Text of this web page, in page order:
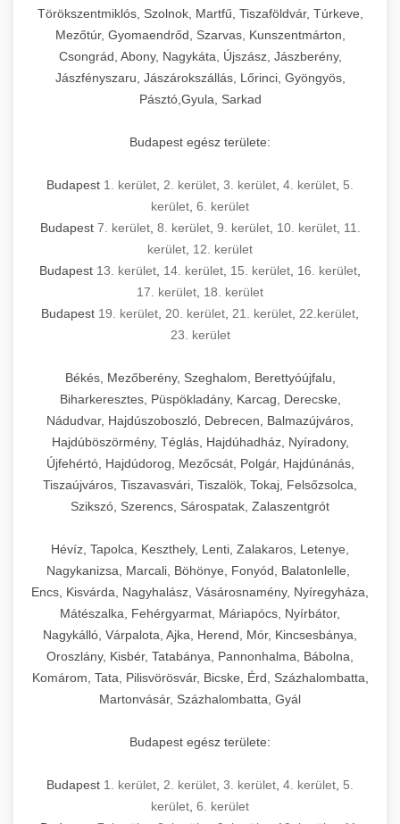
Törökszentmiklós, Szolnok, Martfű, Tiszaföldvár, Túrkeve,
Mezőtúr, Gyomaendrőd, Szarvas, Kunszentmárton,
Csongrád, Abony, Nagykáta, Újszász, Jászberény,
Jászfényszaru, Jászárokszállás, Lőrinci, Gyöngyös,
Pásztó,Gyula, Sarkad
Budapest egész területe:
Budapest 1. kerület 2. kerület 3. kerület 4. kerület 5.
kerület 6. kerület
Budapest 7. kerület, 8. kerület, 9. kerület, 10. kerület, 11.
kerület 12. kerület
Budapest 13. kerület 14. kerület 15. kerület 16. kerület
17. kerület 18. kerület
Budapest 19. kerület 20. kerület 21. kerület 22.kerület
23. kerület
Békés, Mezőberény, Szeghalom, Berettyóújfalu,
Biharkeresztes, Püspökladány, Karcag, Derecske,
Nádudvar, Hajdúszoboszló, Debrecen, Balmazújváros,
Hajdúböszörmény, Téglás, Hajdúhadház, Nyíradony,
Újfehértó, Hajdúdorog, Mezőcsát, Polgár, Hajdúnánás,
Tiszaújváros, Tiszavasvári, Tiszalök, Tokaj, Felsőzsolca,
Szikszó, Szerencs, Sárospatak, Zalaszentgrót
Hévíz, Tapolca, Keszthely, Lenti, Zalakaros, Letenye,
Nagykanizsa, Marcali, Böhönye, Fonyód, Balatonlelle,
Encs, Kisvárda, Nagyhalász, Vásárosnamény, Nyíregyháza,
Mátészalka, Fehérgyarmat, Máriapócs, Nyírbátor,
Nagykálló, Várpalota, Ajka, Herend, Mór, Kincsesbánya,
Oroszlány, Kisbér, Tatabánya, Pannonhalma, Bábolna,
Komárom, Tata, Pilisvörösvár, Bicske, Érd, Százhalombatta,
Martonvásár, Százhalombatta, Gyál
Budapest egész területe:
Budapest 1. kerület 2. kerület 3. kerület 4. kerület 5.
kerület 6. kerület